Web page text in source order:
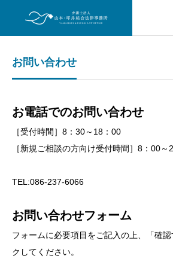
お問い合わせ
お電話でのお問い合わせ
［受付時間］8：30～18：00
［新規ご相談の方向け受付時間］8：00～
TEL:086-237-6066
お問い合わせフォーム
フォームに必要項目をご記入の上、「確
クしてください。